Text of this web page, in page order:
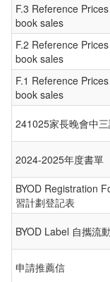
F.3 Reference
book sales
F.2 Reference
book sales
F.1 Reference
book sales
241025家長晚會中
2024-2025年度書單
BYOD Registration
習計劃登記表
BYOD Label 自攜流
申請推薦信